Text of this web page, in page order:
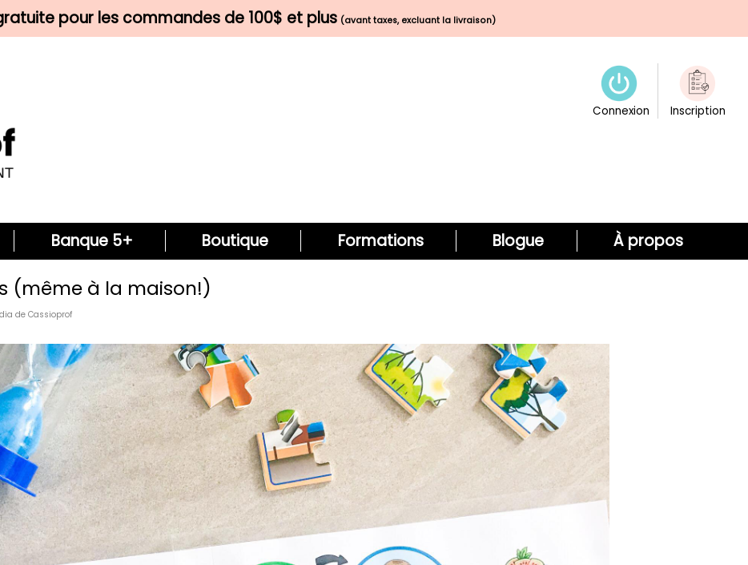
pour les commandes de 100$ et plus (avant taxes, excluant la livraison)
Connexion Inscription
Banque 5+ Boutique Formations Blogue À propos
(même à la maison!)
de Cassioprof